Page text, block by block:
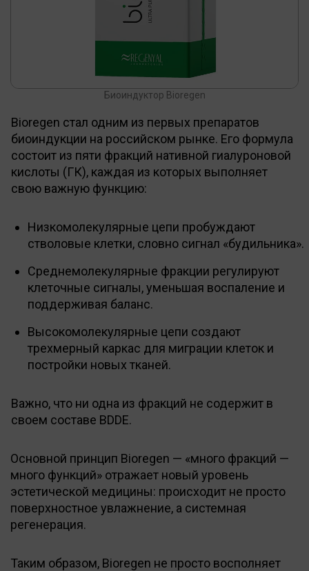
Биоиндуктор Bioregen
Bioregen стал одним из первых препаратов
биоиндукции на российском рынке. Его формула
состоит из пяти фракций нативной гиалуроновой
кислоты (ГК), каждая из которых выполняет
свою важную функцию:
Низкомолекулярные цепи пробуждают
стволовые клетки, словно сигнал «будильника».
Среднемолекулярные фракции регулируют
клеточные сигналы, уменьшая воспаление и
поддерживая баланс.
Высокомолекулярные цепи создают
трехмерный каркас для миграции клеток и
постройки новых тканей.
Важно, что ни одна из фракций не содержит в
своем составе BDDE.
Основной принцип Bioregen — «много фракций —
много функций» отражает новый уровень
эстетической медицины: происходит не просто
поверхностное увлажнение, а системная
регенерация.
Таким образом, Bioregen не просто восполняет